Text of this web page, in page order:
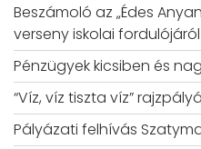
Beszámoló az „Édes
verseny iskolai fordulójáról
Pénzügyek kicsiben és
“Víz, víz tiszta víz”
Pályázati felhívás